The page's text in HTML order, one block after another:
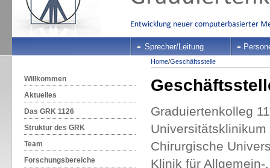
Sprecher/Leitung
Willkommen
Aktuelles
Das GRK 1126
Struktur des GRK
Team
Forschungsbereiche
Home/Geschäftsstelle
Graduiertenkolleg
Chirurgische
Klinik für